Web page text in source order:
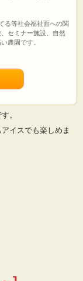
る等社会福祉面への関
セミナー施設、自然
農園です。
。
イスでも楽しめま